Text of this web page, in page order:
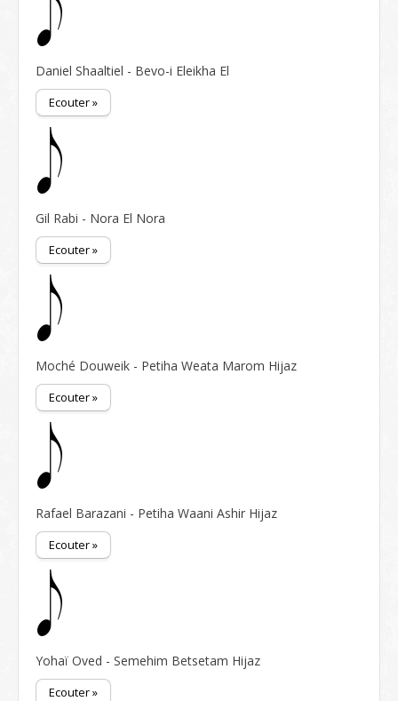
Daniel Shaaltiel - Bevo-i Eleikha El
Ecouter »
Gil Rabi - Nora El Nora
Ecouter »
Moché Douweik - Petiha Weata Marom Hijaz
Ecouter »
Rafael Barazani - Petiha Waani Ashir Hijaz
Ecouter »
Yohaï Oved - Semehim Betsetam Hijaz
Ecouter »